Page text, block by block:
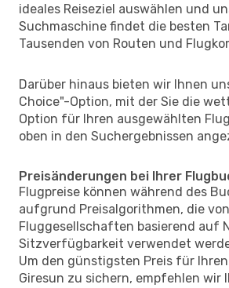
ideales Reiseziel auswählen und
Suchmaschine findet die besten
Tausenden von Routen und
Darüber hinaus bieten wir Ihnen
Choice"-Option, mit der Sie die
Option für Ihren ausgewählten
oben in den Suchergebnissen
Preisänderungen bei Ihrer
Flugpreise können während des
aufgrund Preisalgorithmen, die
Fluggesellschaften basierend auf
Sitzverfügbarkeit verwendet
Um den günstigsten Preis für
Giresun zu sichern, empfehlen wir